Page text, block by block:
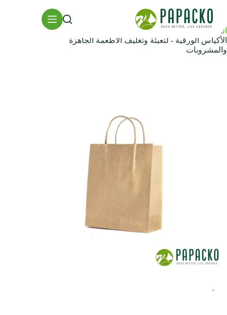
المحتوى
الصفحة الرئيسية
ملحقات التعبئة والتغليف
الأكياس الورقية - لتعبئة وتغليف الأطعمة الجاهزة
والمشروبات